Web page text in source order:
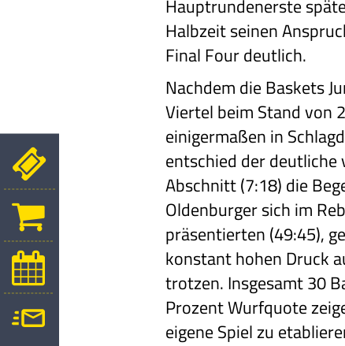
Hauptrundenerste
Halbzeit seinen
Final Four deutlich.
Nachdem die Baskets
Viertel beim Stand von
einigermaßen in
entschied der
Abschnitt (7:18) die
Oldenburger sich im
präsentierten (49:45),
konstant hohen Druck
trotzen. Insgesamt 30
Prozent Wurfquote
eigene Spiel zu